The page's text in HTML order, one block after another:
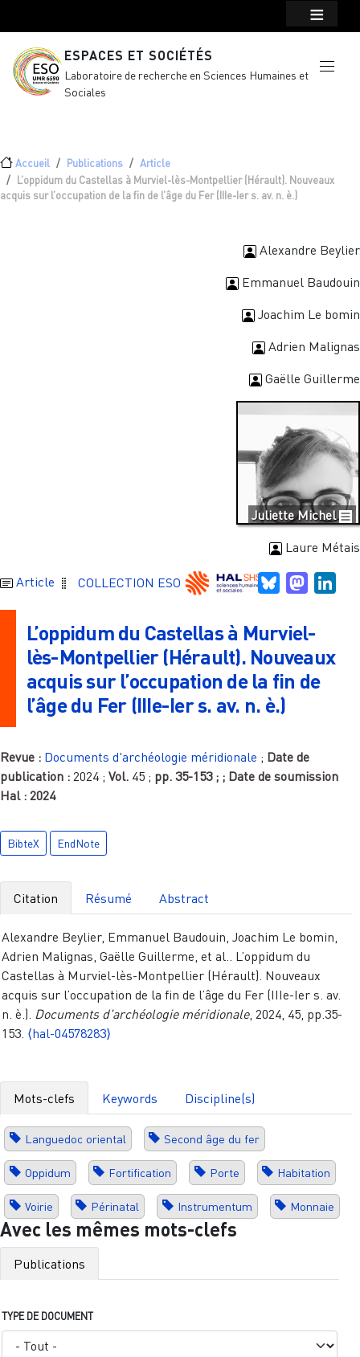
ESPACES ET SOCIÉTÉS
Laboratoire de recherche en Sciences Humaines et
Sociales
Fil d'Ariane
Accueil Publications
Article
L’oppidum du Castellas à Murviel-lès-Montpellier (Hérault). Nouveaux
acquis sur l’occupation de la fin de l’âge du Fer (IIIe-Ier s. av. n. è.)
Alexandre Beylier
Emmanuel Baudouin
Joachim Le bomin
Adrien Malignas
Gaëlle Guillerme
Juliette Michel
Laure Métais
Article COLLECTION ESO Bluesky
L’oppidum du Castellas à Murviel-
lès-Montpellier (Hérault). Nouveaux
acquis sur l’occupation de la fin de
l’âge du Fer (IIIe-Ier s. av. n. è.)
Revue : Documents d'archéologie méridionale ; Date de
publication : 2024 ; Vol. 45 ; pp. 35-153 ; ; Date de soumission
Hal : 2024
BibteX EndNote
Citation Résumé Abstract
Alexandre Beylier, Emmanuel Baudouin, Joachim Le bomin,
Adrien Malignas, Gaëlle Guillerme, et al.. L’oppidum du
Castellas à Murviel-lès-Montpellier (Hérault). Nouveaux
acquis sur l’occupation de la fin de l’âge du Fer (IIIe-Ier s. av.
n. è.). Documents d'archéologie méridionale, 2024, 45, pp.35-
153. ⟨hal-04578283⟩
Mots-clefs Keywords Discipline(s)
Languedoc oriental Second âge du fer
Oppidum Fortification Porte Habitation
Voirie Périnatal Instrumentum Monnaie
Avec les mêmes mots-clefs
Publications
TYPE DE DOCUMENT